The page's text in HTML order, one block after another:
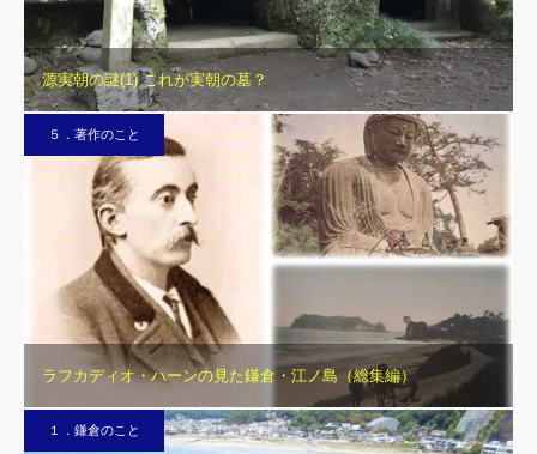
源実朝の謎(1) これが実朝の墓？
５．著作のこと
ラフカディオ・ハーンの見た鎌倉・江ノ島（総集編）
１．鎌倉のこと